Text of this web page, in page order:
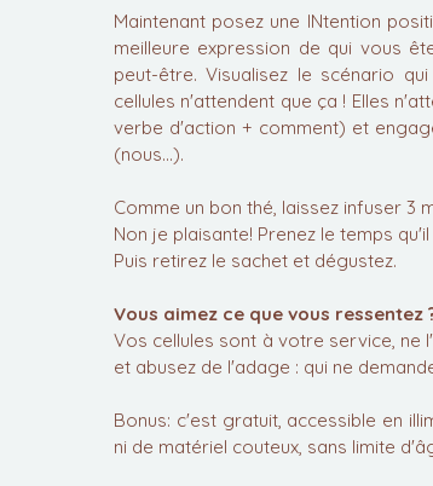
Maintenant posez une INtention
meilleure expression de qui vous
peut-être. Visualisez le scénario
cellules n'attendent que ça ! Elles
verbe d'action + comment) et
(nous...).
Comme un bon thé, laissez infuser 3
Non je plaisante! Prenez le temps
Puis retirez le sachet et dégustez.
Vous aimez ce que vous ressentez
Vos cellules sont à votre service, ne
et abusez de l'adage : qui ne
Bonus: c'est gratuit, accessible en
ni de matériel couteux, sans limite